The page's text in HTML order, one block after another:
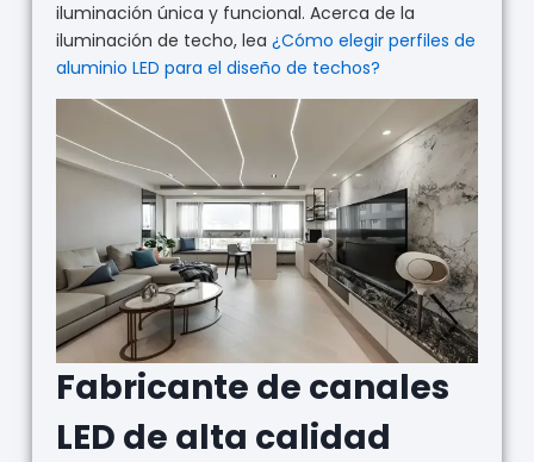
iluminación única y funcional. Acerca de la
iluminación de techo, lea ¿Cómo elegir perfiles de
aluminio LED para el diseño de techos?
Fabricante de canales
LED de alta calidad